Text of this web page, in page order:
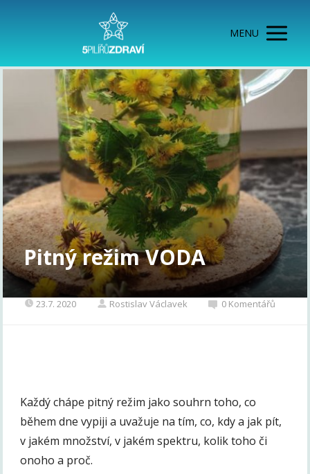
MENU
Pitný režim VODA
23.7. 2020 Rostislav Václavek 0 Komentářů
Každý chápe pitný režim jako souhrn toho, co
během dne vypiji a uvažuje na tím, co, kdy a jak pít,
v jakém množství, v jakém spektru, kolik toho či
onoho a proč.